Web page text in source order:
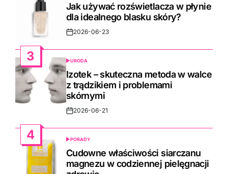
IN
Jak używać rozświetlacza w płynie
dla idealnego blasku skóry?
Post2026-06-23
3
POSTED
IN
URODA
Izotek – skuteczna metoda w walce
z trądzikiem i problemami
skórnymi
Post2026-06-21
4
POSTED
IN
PORADY
Cudowne właściwości siarczanu
magnezu w codziennej pielęgnacji